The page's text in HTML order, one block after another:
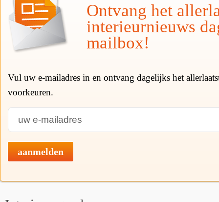
Ontvang het
interieurnieuws
mailbox!
Vul uw e-mailadres in en ontvang dagelijks het
voorkeuren.
aanmelden